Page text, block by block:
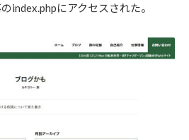
index.phpにアクセスされた。